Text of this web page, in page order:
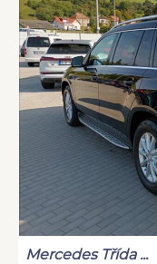
Mercedes Třída ...